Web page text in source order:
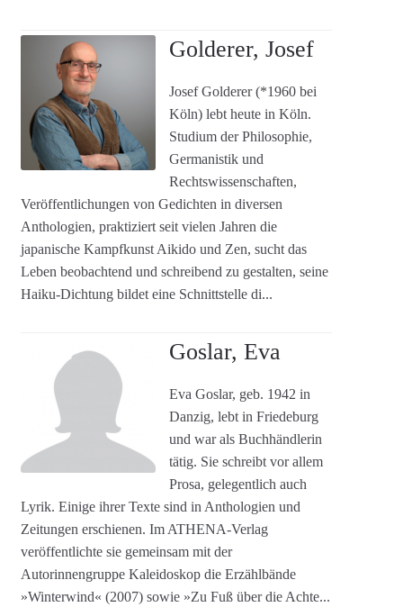
Golderer, Josef
Josef Golderer (*1960 bei
Köln) lebt heute in Köln.
Studium der Philosophie,
Germanistik und
Rechtswissenschaften,
Veröffentlichungen von Gedichten in diversen
Anthologien, praktiziert seit vielen Jahren die
japanische Kampfkunst Aikido und Zen, sucht das
Leben beobachtend und schreibend zu gestalten, seine
Haiku-Dichtung bildet eine Schnittstelle di...
Goslar, Eva
Eva Goslar, geb. 1942 in
Danzig, lebt in Friedeburg
und war als Buchhändlerin
tätig. Sie schreibt vor allem
Prosa, gelegentlich auch
Lyrik. Einige ihrer Texte sind in Anthologien und
Zeitungen erschienen. Im ATHENA-Verlag
veröffentlichte sie gemeinsam mit der
Autorinnengruppe Kaleidoskop die Erzählbände
»Winterwind« (2007) sowie »Zu Fuß über die Achte...